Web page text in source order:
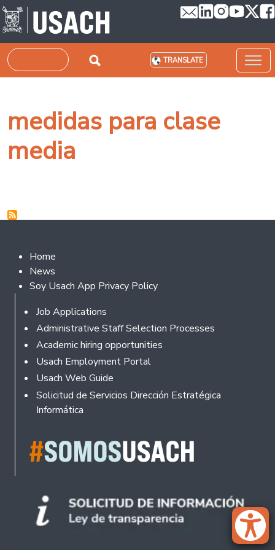
Skip to main content
Search TRANSLATE
medidas para clase
media
Footer 2
Home
News
Soy Usach App Privacy Policy
Footer
Job Applications
Administrative Staff Selection Processes
Academic hiring opportunities
Usach Employment Portal
Usach Web Guide
Solicitud de Servicios Dirección Estratégica
Informática